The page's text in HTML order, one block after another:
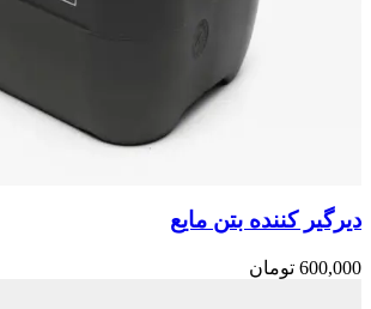
دیرگیر کننده بتن مایع
600,000 تومان